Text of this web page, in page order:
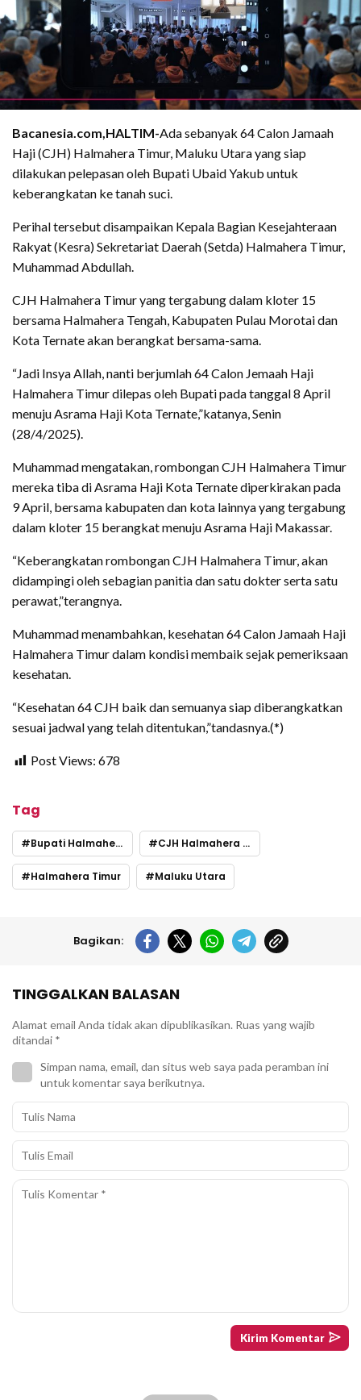
Bacanesia.com,HALTIM-Ada sebanyak 64 Calon Jamaah
Haji (CJH) Halmahera Timur, Maluku Utara yang siap
dilakukan pelepasan oleh Bupati Ubaid Yakub untuk
keberangkatan ke tanah suci.
Perihal tersebut disampaikan Kepala Bagian Kesejahteraan
Rakyat (Kesra) Sekretariat Daerah (Setda) Halmahera Timur,
Muhammad Abdullah.
CJH Halmahera Timur yang tergabung dalam kloter 15
bersama Halmahera Tengah, Kabupaten Pulau Morotai dan
Kota Ternate akan berangkat bersama-sama.
“Jadi Insya Allah, nanti berjumlah 64 Calon Jemaah Haji
Halmahera Timur dilepas oleh Bupati pada tanggal 8 April
menuju Asrama Haji Kota Ternate,”katanya, Senin
(28/4/2025).
Muhammad mengatakan, rombongan CJH Halmahera Timur
mereka tiba di Asrama Haji Kota Ternate diperkirakan pada
9 April, bersama kabupaten dan kota lainnya yang tergabung
dalam kloter 15 berangkat menuju Asrama Haji Makassar.
“Keberangkatan rombongan CJH Halmahera Timur, akan
didampingi oleh sebagian panitia dan satu dokter serta satu
perawat,”terangnya.
Muhammad menambahkan, kesehatan 64 Calon Jamaah Haji
Halmahera Timur dalam kondisi membaik sejak pemeriksaan
kesehatan.
“Kesehatan 64 CJH baik dan semuanya siap diberangkatkan
sesuai jadwal yang telah ditentukan,”tandasnya.(*)
Post Views: 678
Tag
Bupati Halmahera Timur Ubaid Yakub CJH Halmahera Timur
Halmahera Timur Maluku Utara
Bagikan:
TINGGALKAN BALASAN
Alamat email Anda tidak akan dipublikasikan. Ruas yang wajib
ditandai *
Simpan nama, email, dan situs web saya pada peramban ini
untuk komentar saya berikutnya.